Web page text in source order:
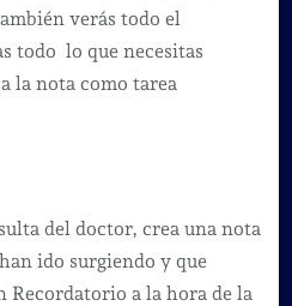
verás todo el
todo lo que necesitas
la nota como tarea
del doctor, crea una nota
ido surgiendo y que
Recordatorio a la hora de la